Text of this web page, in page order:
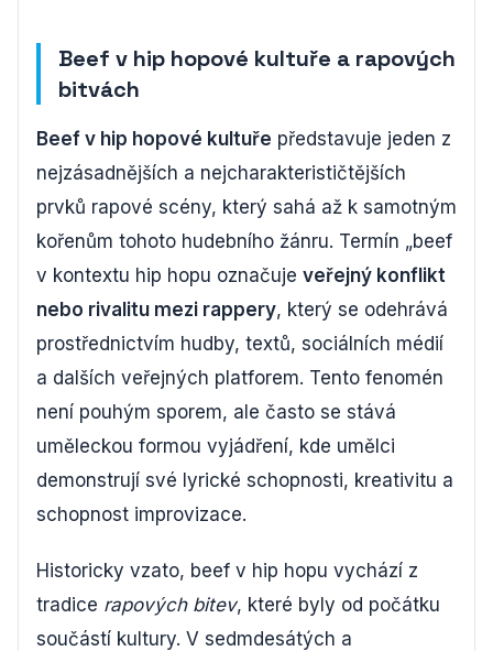
Beef v hip hopové kultuře a rapových
bitvách
Beef v hip hopové kultuře představuje jeden z
nejzásadnějších a nejcharakterističtějších
prvků rapové scény, který sahá až k samotným
kořenům tohoto hudebního žánru. Termín „beef
v kontextu hip hopu označuje veřejný konflikt
nebo rivalitu mezi rappery, který se odehrává
prostřednictvím hudby, textů, sociálních médií
a dalších veřejných platforem. Tento fenomén
není pouhým sporem, ale často se stává
uměleckou formou vyjádření, kde umělci
demonstrují své lyrické schopnosti, kreativitu a
schopnost improvizace.
Historicky vzato, beef v hip hopu vychází z
tradice rapových bitev, které byly od počátku
součástí kultury. V sedmdesátých a